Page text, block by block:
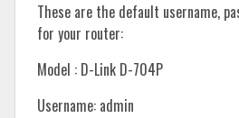
These are the default username,
for your router:
Model : D-Link D-704P
Username: admin